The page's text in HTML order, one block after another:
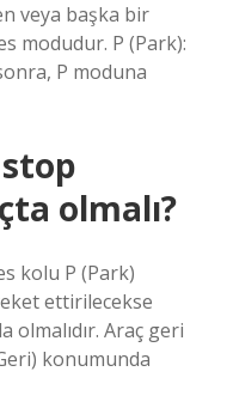
veya başka bir
modudur. P (Park):
P moduna
olmalı?
kolu P (Park)
ettirilecekse
Araç geri
konumunda